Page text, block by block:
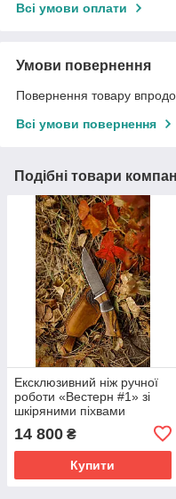
Всі умови оплати
Умови повернення
Повернення товару
Всі умови повернення
Подібні товари
Ексклюзивний ніж ручної
роботи «Вестерн #1» зі
шкіряними піхвами
14 800 ₴
Купити